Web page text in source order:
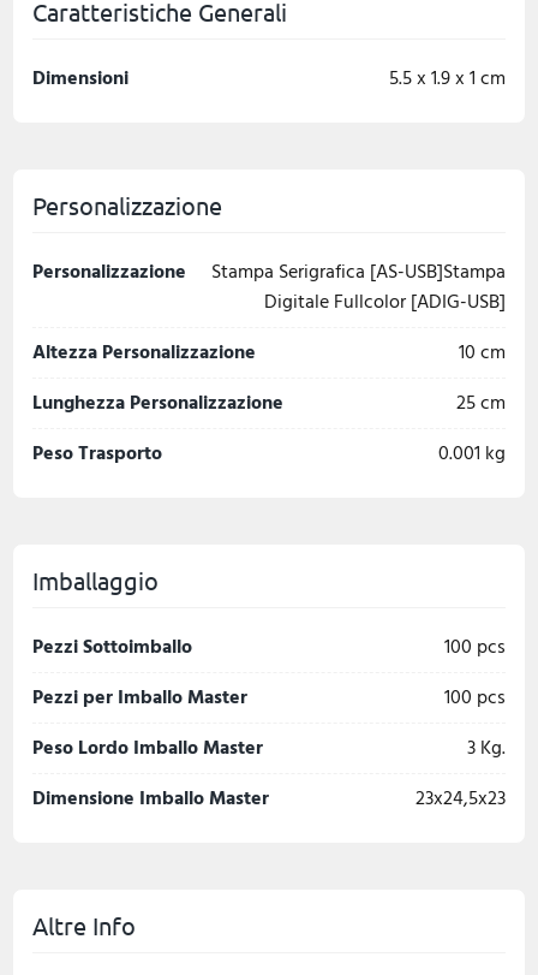
Caratteristiche Generali
Dimensioni 5.5 x 1.9 x 1 cm
Personalizzazione
Personalizzazione
Stampa Serigrafica [AS-USB]Stampa
Digitale Fullcolor [ADIG-USB]
Altezza Personalizzazione
10 cm
Lunghezza Personalizzazione
25 cm
Peso Trasporto
0.001 kg
Imballaggio
Pezzi Sottoimballo
100 pcs
Pezzi per Imballo Master
100 pcs
Peso Lordo Imballo Master
3 Kg.
Dimensione Imballo Master
23x24,5x23
Altre Info